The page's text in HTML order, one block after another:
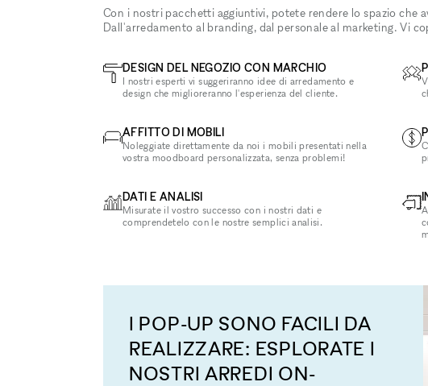
Con i nostri pacchetti aggiuntivi, potete rendere lo spazio che
Dall'arredamento al branding, dal personale al marketing. Vi
DESIGN DEL NEGOZIO CON MARCHIO
I nostri esperti vi suggeriranno idee di arredamento e
design che miglioreranno l'esperienza del cliente.
AFFITTO DI MOBILI
Noleggiate direttamente da noi i mobili presentati nella
vostra moodboard personalizzata, senza problemi!
DATI E ANALISI
Misurate il vostro successo con i nostri dati e
comprendetelo con le nostre semplici analisi.
I POP-UP SONO FACILI DA
REALIZZARE: ESPLORATE I
NOSTRI ARREDI ON-